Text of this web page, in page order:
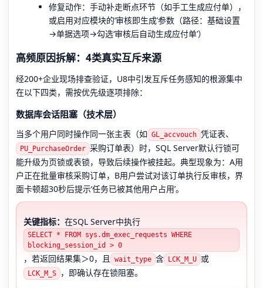
修复动作：手动补走断点环节（如手工生成应付单），
或启用对应模块的‘审核即生成’参数（路径：基础设置
→单据选项→勾选‘审核后自动生成应付单’）
高频原因拆解：4类真实互斥来源
经200+企业现场排查验证，U8中引发互斥任务感知的根源集中
在以下四类，需按优先级逐项排除：
数据库会话阻塞（技术层）
当多个用户同时操作同一张主表（如 GL_accvouch 凭证表、
PU_PurchaseOrder 采购订单表）时，SQL Server默认行锁可
能升级为页锁或表锁，导致后续操作被挂起。典型现象为：A用
户正在批量审核采购订单，B用户尝试对该订单执行反审核，界
面卡顿超30秒后提示‘任务已被其他用户占用’。
关键指标： 在SQL Server中执行
SELECT * FROM sys.dm_exec_requests WHERE
blocking_session_id > 0
，若返回结果集＞0，且 wait_type 含 LCK_M_U 或
LCK_M_S ，即确认存在锁阻塞。